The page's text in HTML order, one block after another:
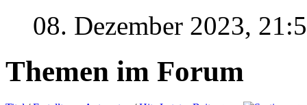
08. Dezember 2023,
Themen im Forum